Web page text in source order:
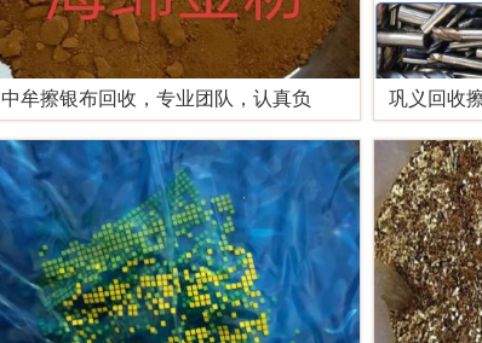
中牟擦银布回收，专业团队，认真负 巩义回收